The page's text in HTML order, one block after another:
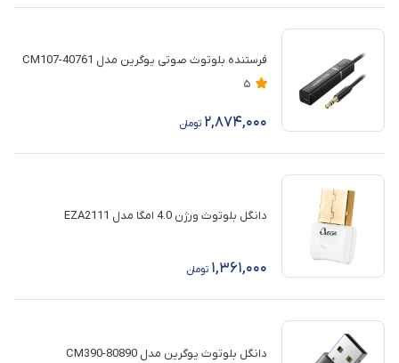
فرستنده بلوتوث صوتی یوگرین مدل 40761-CM107
5
2,874,000 تومان
دانگل بلوتوث ورژن 4.0 امگا مدل EZA2111
1,361,000 تومان
دانگل بلوتوث یوگرین مدل CM390-80890